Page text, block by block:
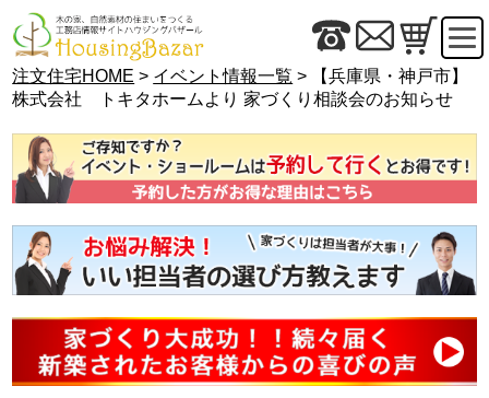
注文住宅HOME > イベント情報一覧 > 【兵庫県・神戸市】
株式会社 トキタホームより 家づくり相談会のお知らせ